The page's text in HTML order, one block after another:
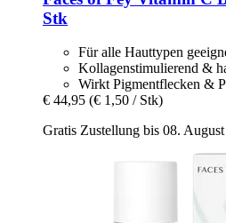
Stk
Für alle Hauttypen
Kollagenstimulierend &
Wirkt Pigmentflecken &
€ 44,95 (€ 1,50 / Stk)
Gratis Zustellung bis 08. August